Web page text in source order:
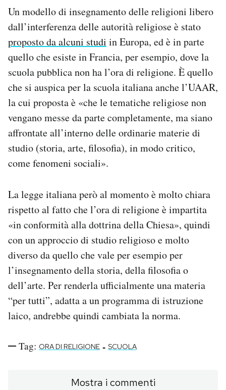
Un modello di insegnamento delle religioni libero
dall’interferenza delle autorità religiose è stato
proposto da alcuni studi in Europa, ed è in parte
quello che esiste in Francia, per esempio, dove la
scuola pubblica non ha l’ora di religione. È quello
che si auspica per la scuola italiana anche l’UAAR,
la cui proposta è «che le tematiche religiose non
vengano messe da parte completamente, ma siano
affrontate all’interno delle ordinarie materie di
studio (storia, arte, filosofia), in modo critico,
come fenomeni sociali».
La legge italiana però al momento è molto chiara
rispetto al fatto che l’ora di religione è impartita
«in conformità alla dottrina della Chiesa», quindi
con un approccio di studio religioso e molto
diverso da quello che vale per esempio per
l’insegnamento della storia, della filosofia o
dell’arte. Per renderla ufficialmente una materia
“per tutti”, adatta a un programma di istruzione
laico, andrebbe quindi cambiata la norma.
Tag: ORA DI RELIGIONE - SCUOLA
Mostra i commenti